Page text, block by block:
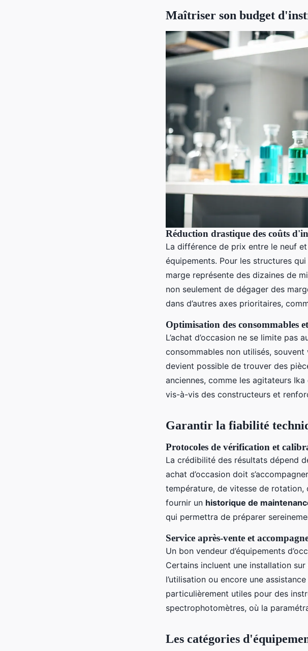
Maîtriser son budget
Réduction drastique des coûts
La différence de prix entre le neuf
équipements. Pour les structures
marge représente des dizaines de
non seulement de dégager des
dans d’autres axes prioritaires,
Optimisation des consommables
L’achat d’occasion ne se limite pas
consommables non utilisés,
devient possible de trouver des
anciennes, comme les agitateurs
vis-à-vis des constructeurs et
Garantir la fiabilité
Protocoles de vérification et
La crédibilité des résultats dépend
achat d’occasion doit
température, de vitesse de rotation,
fournir un historique de
qui permettra de préparer
Service après-vente et
Un bon vendeur d’équipements
Certains incluent une installation
l’utilisation ou encore une
particulièrement utiles pour des
spectrophotomètres, où la
Les catégories